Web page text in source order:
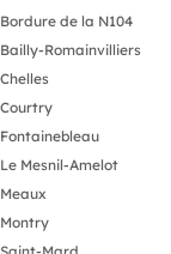
Bordure de la N104
Bailly-Romainvilliers
Chelles
Courtry
Fontainebleau
Le Mesnil-Amelot
Meaux
Montry
Saint-Mard